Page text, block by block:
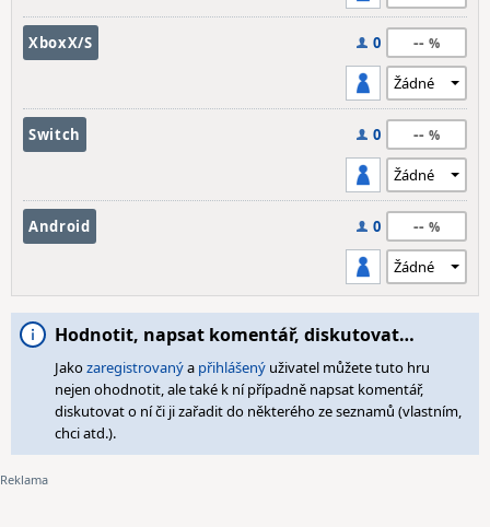
XboxX/S 0 --
Switch 0 --
Android 0 --
Hodnotit, napsat komentář, diskutovat…
Jakozaregistrovanýa přihlášený uživatel můžete tuto hru
nejen ohodnotit, ale také k ní případně napsat komentář,
diskutovat o ní či ji zařadit do některého ze seznamů (vlastním,
chci atd.).